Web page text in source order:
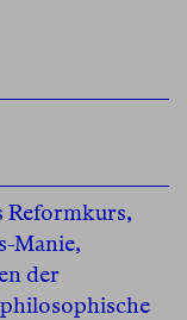
Reformkurs,
Manie,
der